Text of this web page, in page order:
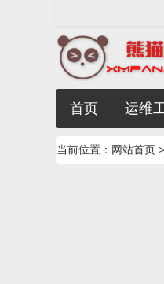
首页 运维
当前位置： 网站首页